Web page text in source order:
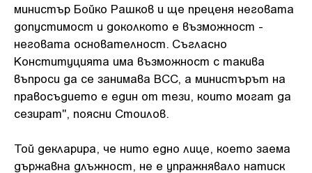
министър Бойко Рашков и ще преценя неговата
допустимост и доколкото е възможност -
неговата основателност. Съгласно
Конституцията има възможност с такива
въпроси да се занимава ВСС, а министърът на
правосъдието е един от тези, които могат да
сезират", поясни Стоилов.
Той декларира, че нито едно лице, което заема
държавна длъжност, не е упражнявало натиск